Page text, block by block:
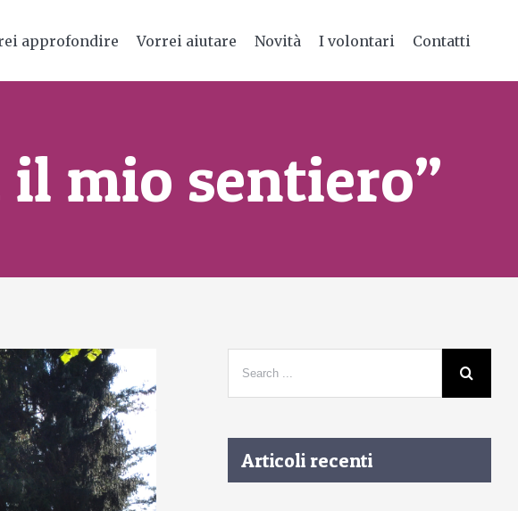
approfondire Vorrei aiutare Novità I volontari Contatti
mio sentiero”
Articoli recenti